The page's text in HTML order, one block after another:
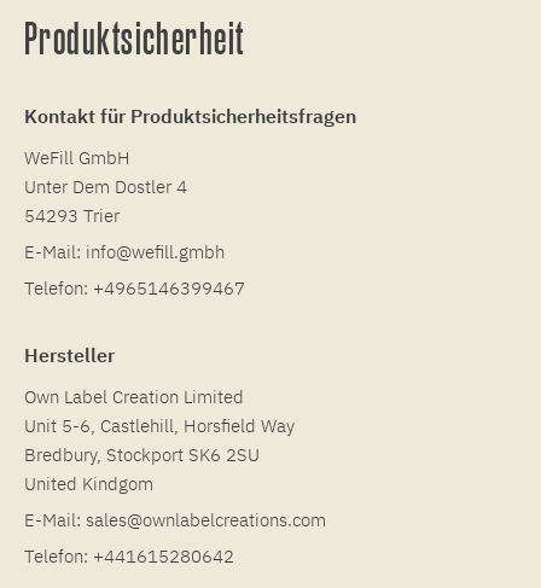
Produktsicherheit
Kontakt für Produktsicherheitsfragen
WeFill GmbH
Unter Dem Dostler 4
54293 Trier
E-Mail: info@wefill.gmbh
Telefon: +4965146399467
Hersteller
Own Label Creation Limited
Unit 5-6, Castlehill, Horsfield Way
Bredbury, Stockport SK6 2SU
United Kindgom
E-Mail: sales@ownlabelcreations.com
Telefon: +441615280642